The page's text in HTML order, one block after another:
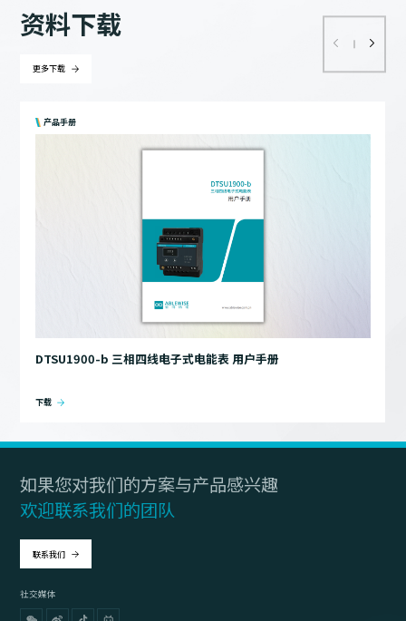
资料下载
更多下载
产品手册
DTSU1900-b 三相四线电子式电能表 用户手册
下载
如果您对我们的方案与产品感兴趣
欢迎联系我们的团队
联系我们
社交媒体